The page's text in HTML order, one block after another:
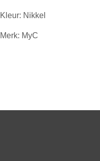
Kleur: Nikkel
Merk: MyC